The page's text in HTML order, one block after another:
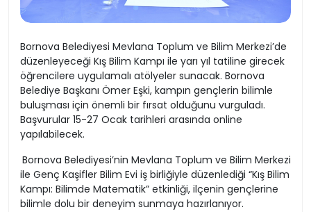
Bornova Belediyesi Mevlana Toplum ve Bilim Merkezi’de
düzenleyeceği Kış Bilim Kampı ile yarı yıl tatiline girecek
öğrencilere uygulamalı atölyeler sunacak. Bornova
Belediye Başkanı Ömer Eşki, kampın gençlerin bilimle
buluşması için önemli bir fırsat olduğunu vurguladı.
Başvurular 15-27 Ocak tarihleri arasında online
yapılabilecek.
Bornova Belediyesi’nin Mevlana Toplum ve Bilim Merkezi
ile Genç Kaşifler Bilim Evi iş birliğiyle düzenlediği “Kış Bilim
Kampı: Bilimde Matematik” etkinliği, ilçenin gençlerine
bilimle dolu bir deneyim sunmaya hazırlanıyor.